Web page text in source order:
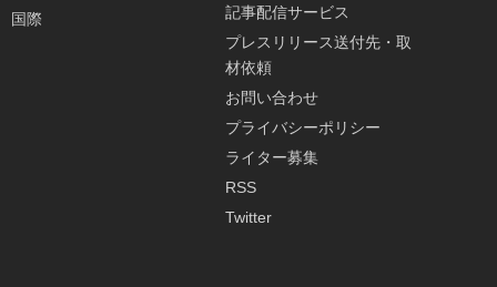
国際
記事配信サービス
プレスリリース送付先・取
材依頼
お問い合わせ
プライバシーポリシー
ライター募集
RSS
Twitter